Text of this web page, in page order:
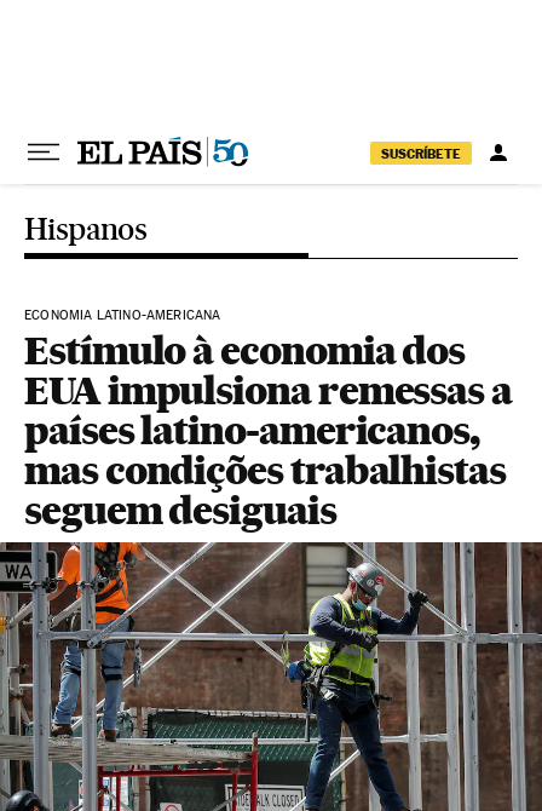
SUSCRÍBETE
Hispanos
ECONOMIA LATINO-AMERICANA
Estímulo à economia dos
EUA impulsiona remessas a
países latino-americanos,
mas condições trabalhistas
seguem desiguais